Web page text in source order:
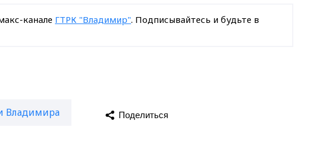
канале ГТРК "Владимир". Подписывайтесь и будьте в
Владимира Поделиться